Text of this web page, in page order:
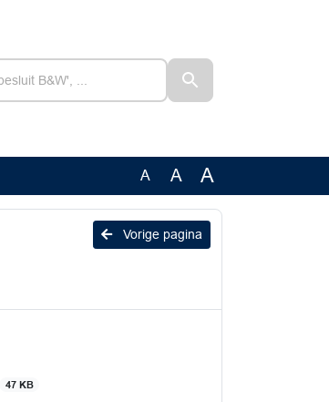
A A A
Vorige pagina
47 KB